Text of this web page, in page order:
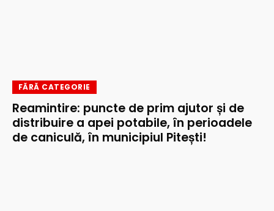
FĂRĂ CATEGORIE
Reamintire: puncte de prim ajutor și de
distribuire a apei potabile, în perioadele
de caniculă, în municipiul Pitești!